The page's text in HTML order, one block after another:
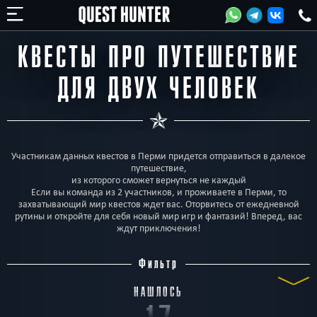
КВЕСТЫ ПРО ПУТЕШЕСТВИЕ
ДЛЯ ДВУХ ЧЕЛОВЕК
Участникам данных квестов в Перми придется отправиться в далекое
путешествие,
из которого сможет вернуться не каждый
Если вы команда из 2 участников, и проживаете в Перми, то
захватывающий мир квестов ждет вас. Оторвитесь от ежедневной
рутины и откройте для себя новый мир игр и фантазий! Вперед, вас
ждут приключения!
Фильтр
НАШЛОСЬ